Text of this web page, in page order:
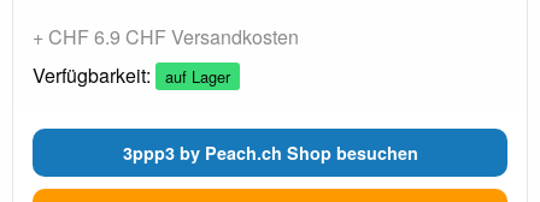
+ CHF 6.9 CHF Versandkosten
Verfügbarkeit:
auf Lager
3ppp3 by Peach.ch Shop besuchen